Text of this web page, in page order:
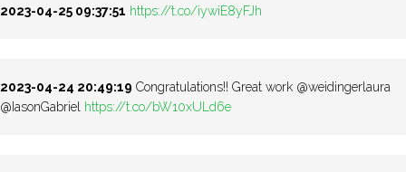
2023-04-25 09:37:51 https://t.co/iywiE8yFJh
2023-04-24 20:49:19 Congratulations!! Great work @weidingerlaura
@IasonGabriel https://t.co/bW10xULd6e